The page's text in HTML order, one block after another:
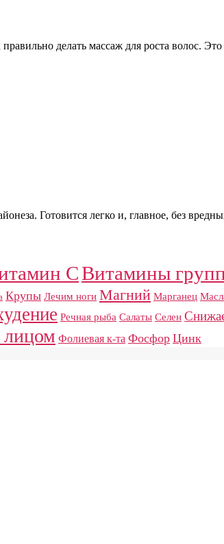
делать массаж для роста волос. Это
Готовится легко и, главное, без
СВитамины
Крупы Лечим ноги Магний Марганец
Речная рыба Салаты Селен
лицом Фолиевая к-та Фосфор Цинк